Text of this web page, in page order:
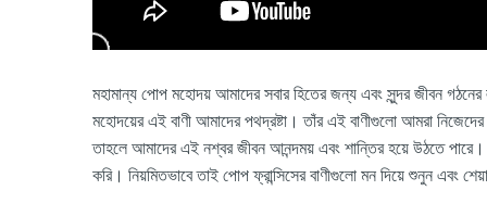
মহামান্য পোপ মহোদয় আমাদের সবার হিতের জন্য এবং সুন্দর জীবন
মহোদয়ের এই বাণী আমাদের পথদ্রষ্টা। তাঁর এই বাণীগুলো আমরা
তাহলে আমাদের এই নশ্বর জীবন আনন্দময় এবং শান্তির হয়ে উঠতে
করি।নিয়মিতভাবে তাইপোপ ফ্রান্সিসের বাণীগুলো মন দিয়ে শুনুন এবং